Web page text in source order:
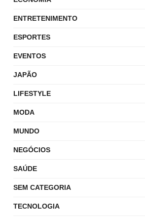
ENTRETENIMENTO
ESPORTES
EVENTOS
JAPÃO
LIFESTYLE
MODA
MUNDO
NEGÓCIOS
SAÚDE
SEM CATEGORIA
TECNOLOGIA